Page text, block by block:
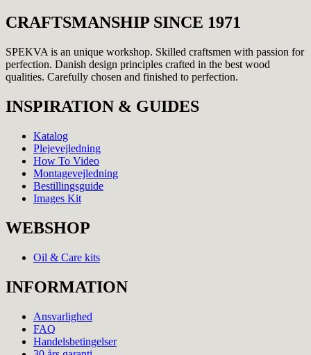
CRAFTSMANSHIP SINCE 1971
SPEKVA is an unique workshop. Skilled craftsmen with passion for
perfection. Danish design principles crafted in the best wood
qualities. Carefully chosen and finished to perfection.
INSPIRATION & GUIDES
Katalog
Plejevejledning
How To Video
Montagevejledning
Bestillingsguide
Images Kit
WEBSHOP
Oil & Care kits
INFORMATION
Ansvarlighed
FAQ
Handelsbetingelser